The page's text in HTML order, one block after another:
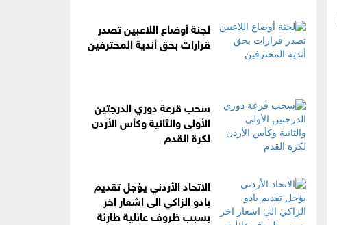
لجنة أوضاع اللاعبين تصدر
قرارات بحق أندية المحترفين
سحب قرعة دوري الدرجتين
الأولى والثانية وكأس الأردن
لكرة القدم
الاتحاد الأردني يؤجل تقديم
بادو الزاكي الى اشعار اخر
بسبب ظروف عائلية طارئة